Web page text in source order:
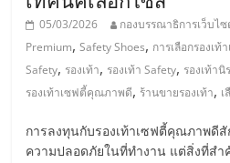
บ้าน
ลงทุน
น้อย
05/03/2026 กองบรรณาธิการเว็บไ
Premium,Safety Shoes, การเลือกรองเท้
Safety, รองเท้า, รองเท้า Safety, รองเท้านิ
รองเท้าเซฟตี้คุณภาพดี, ร้านขายรองเท้า, เ
การลงทุนกับรองเท้าเซฟตี้คุณภาพดี
ความปลอดภัยในที่ทำงาน แต่สิ่งที่ส